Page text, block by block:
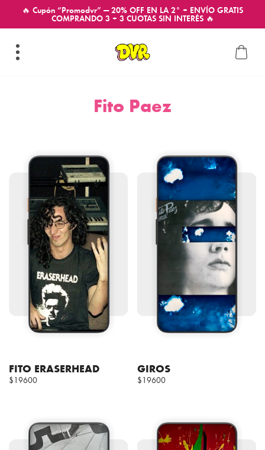
🔥 Cupón “Promodvr” — 20% OFF EN LA 2° + ENVÍO GRATIS
COMPRANDO 3 + 3 CUOTAS SIN INTERÉS 🔥
Fito Paez
FITO ERASERHEAD
$19600
GIROS
$19600